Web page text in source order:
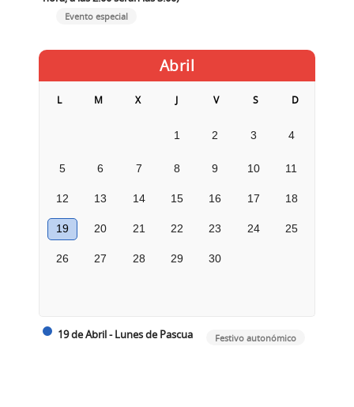
Evento especial
Abril
L M X J V S D
1 2 3 4
5 6 7 8 9 10 11
12 13 14 15 16 17 18
19 20 21 22 23 24 25
26 27 28 29 30
19 de Abril - Lunes de Pascua Festivo autonómico